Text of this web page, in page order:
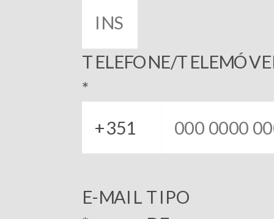
TELEFONE/
*
E-MAIL TIPO